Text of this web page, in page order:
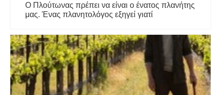
Ο Πλούτωνας πρέπει να είναι ο ένατος πλανήτης
μας. Ένας πλανητολόγος εξηγεί γιατί